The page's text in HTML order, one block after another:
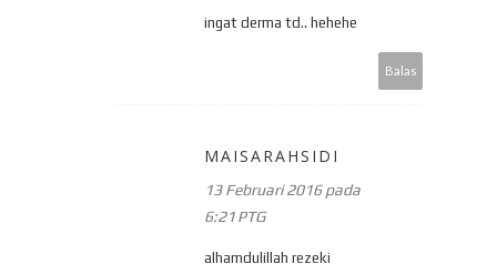
ingat derma td.. hehehe
Balas
MAISARAHSIDI
13 Februari 2016 pada
6:21 PTG
alhamdulillah rezeki